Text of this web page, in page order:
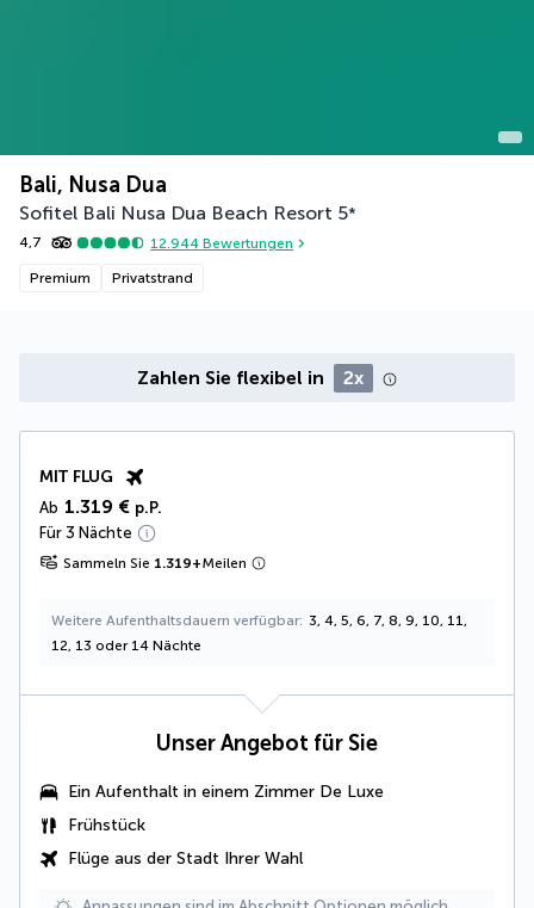
Bali, Nusa Dua
Sofitel Bali Nusa Dua Beach Resort 5*
4,7 12.944 Bewertungen
Premium Privatstrand
Zahlen Sie flexibel in 2x
MIT FLUG
Ab 1.319 € p.P.
Für 3 Nächte
Sammeln Sie 1.319+Meilen
Weitere Aufenthaltsdauern verfügbar 3, 4, 5, 6, 7, 8, 9, 10, 11,
12, 13 oder 14 Nächte
Unser Angebot für Sie
Ein Aufenthalt in einem Zimmer De Luxe
Frühstück
Flüge aus der Stadt Ihrer Wahl